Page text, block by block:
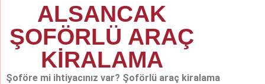
ALSANCAK
ŞOFÖRLÜ ARAÇ
KİRALAMA
Şoföre mi ihtiyacınız var? Şoförlü araç kiralama